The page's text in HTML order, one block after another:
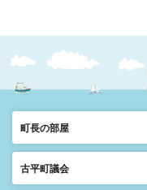
町長の部屋
古平町議会